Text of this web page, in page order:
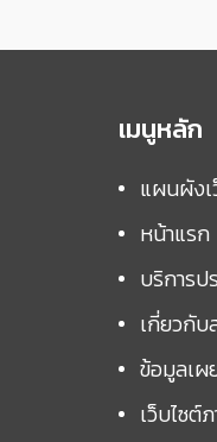
เมนูหลัก
แผนผังเ
หน้าแรก
บริการป
เกี่ยวกั
ข้อมูลเ
เว็บไซต์